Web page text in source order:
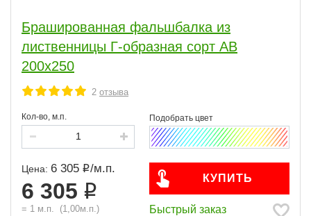
Брашированная фальшбалка из
лиственницы Г-образная сорт АВ
200x250
2 отзыва
Кол-во, м.п.
Цена: 6 305 /м.п.
6 305
= 1 м.п. (1,00м.п.)
КУПИТЬ
Быстрый заказ